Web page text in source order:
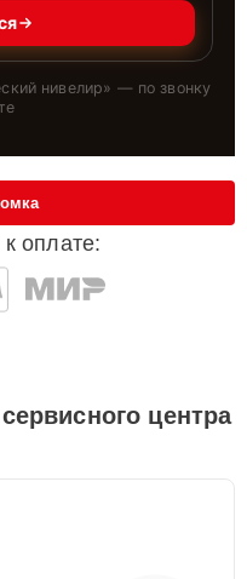
нивелир» — по звонку
оплате:
центра